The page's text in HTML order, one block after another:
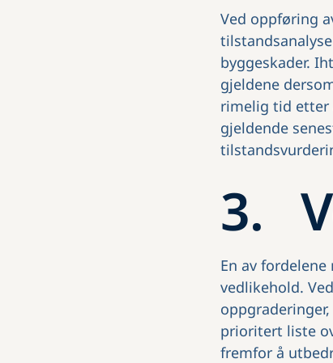
Ved oppføring
byggeskader.
gjeldene
rimelig tid etter
gjeldende
3.
En av
vedlikehold.
prioritert liste
fremfor å